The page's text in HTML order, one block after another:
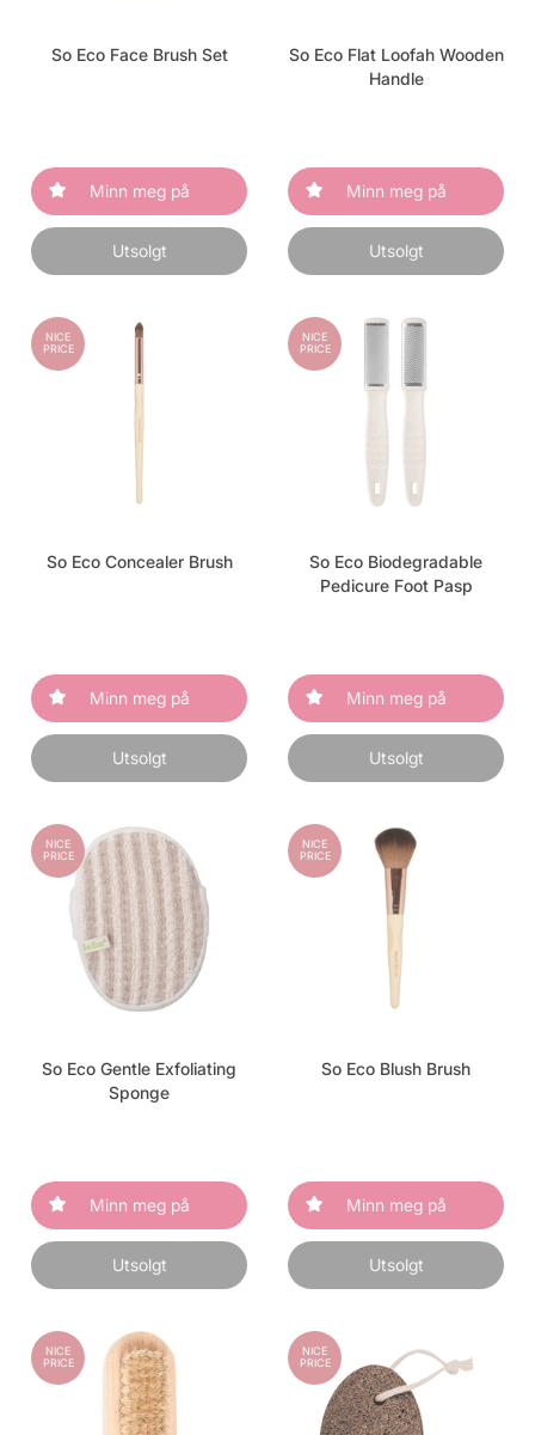
So Eco Face Brush Set
Minn meg på
Utsolgt
So Eco Flat Loofah Wooden
Handle
Minn meg på
Utsolgt
NICE
PRICE
So Eco Concealer Brush
Minn meg på
Utsolgt
NICE
PRICE
So Eco Biodegradable
Pedicure Foot Pasp
Minn meg på
Utsolgt
NICE
PRICE
So Eco Gentle Exfoliating
Sponge
Minn meg på
Utsolgt
NICE
PRICE
So Eco Blush Brush
Minn meg på
Utsolgt
NICE
PRICE
NICE
PRICE